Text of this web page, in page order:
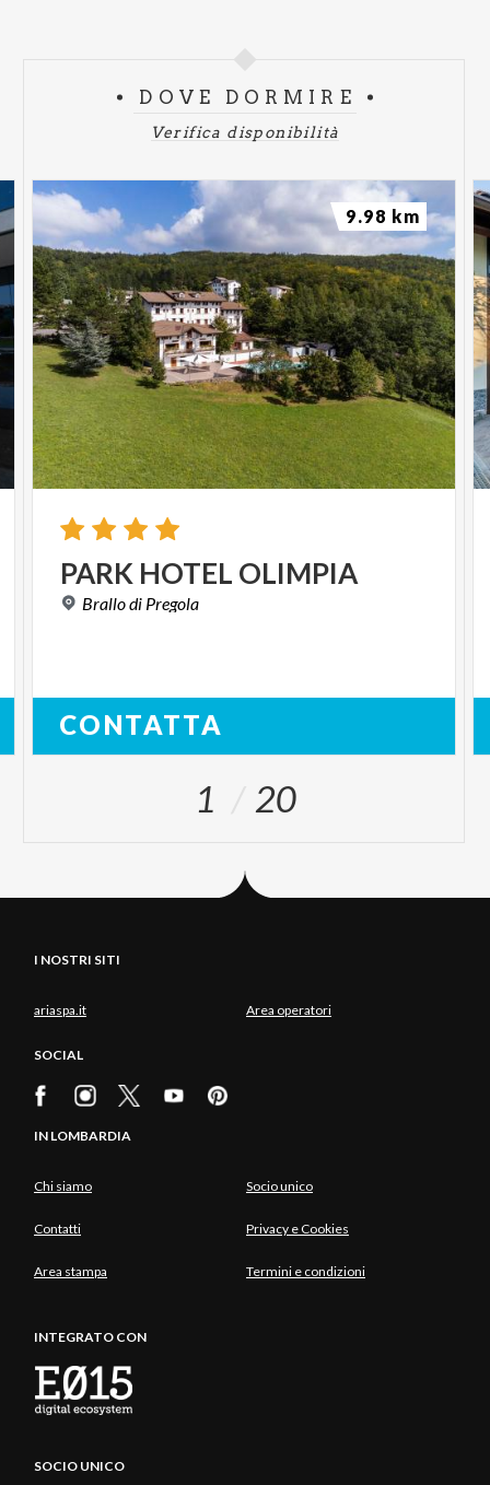
DOVE DORMIRE
Verifica disponibilità
PARK HOTEL OLIMPIA
Brallodi Pregola
CONTATTA
9.98 km
1 20
I NOSTRI SITI
ariaspa.it Area operatori
SOCIAL
IN LOMBARDIA
Chi siamo Socio unico
Contatti Privacy e Cookies
Area stampa Termini e condizioni
INTEGRATO CON
SOCIO UNICO